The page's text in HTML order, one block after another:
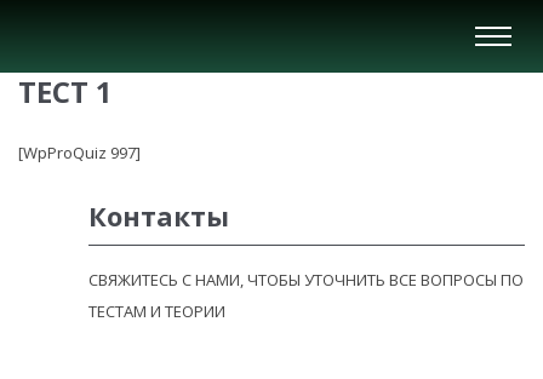
Вкл/
Выкл
ТЕСТ 1
[WpProQuiz 997]
Контакты
СВЯЖИТЕСЬ С НАМИ, ЧТОБЫ УТОЧНИТЬ ВСЕ ВОПРОСЫ ПО
ТЕСТАМ И ТЕОРИИ